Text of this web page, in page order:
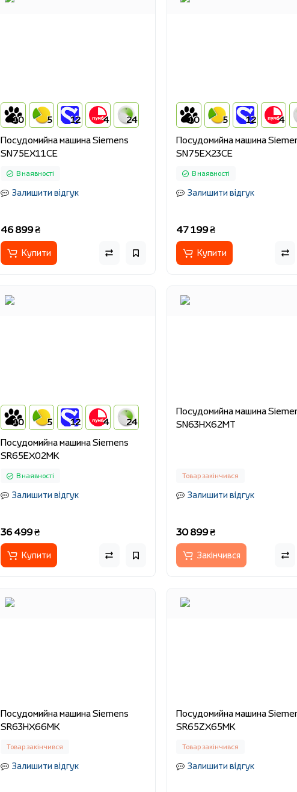
10 5 12 4 24
Посудомийна машина Siemens
SN75EX11CE
В наявності
Залишити відгук
46 899 ₴
Купити
10 5 12 4
Посудомийна машина
SN75EX23CE
В наявності
Залишити відгук
47 199 ₴
Купити
10 5 12 4 24
Посудомийна машина Siemens
SR65EX02MK
В наявності
Залишити відгук
36 499 ₴
Купити
Посудомийна машина
SN63HX62MT
Товар закінчився
Залишити відгук
30 899 ₴
Закінчився
Посудомийна машина Siemens
SR63HX66MK
Товар закінчився
Залишити відгук
Посудомийна машина
SR65ZX65MK
Товар закінчився
Залишити відгук